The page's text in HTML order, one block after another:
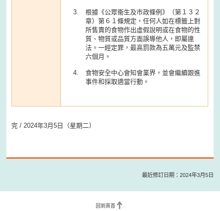
根據《公眾衞生及市政條例》（第１３２
章）第６１條規定，任何人如在標籤上對
所售賣的食物作出虛假說明或在食物的性
質、物質或品質方面誤導他人，即屬違
法。一經定罪，最高罰款為五萬元及監禁
六個月。
食物安全中心會知會業界，並會繼續跟進
事件和採取適當行動。
完 / 2024年3月5日（星期二）
最近修訂日期：2024年3月5日
回到頁首